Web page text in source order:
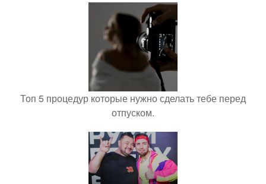
Топ 5 процедур которые нужно сделать тебе перед
отпуском.